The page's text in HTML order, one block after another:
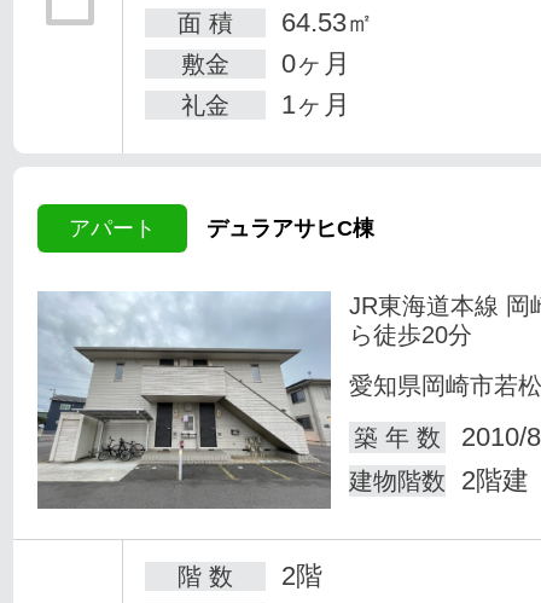
面 積 64.53㎡
敷金 0ヶ月
礼金 1ヶ月
アパート デュラアサヒC棟
JR東海道本線 岡
ら徒歩20分
愛知県岡崎市若
築 年 数
2010/
建物階数 2階建
階 数 2階